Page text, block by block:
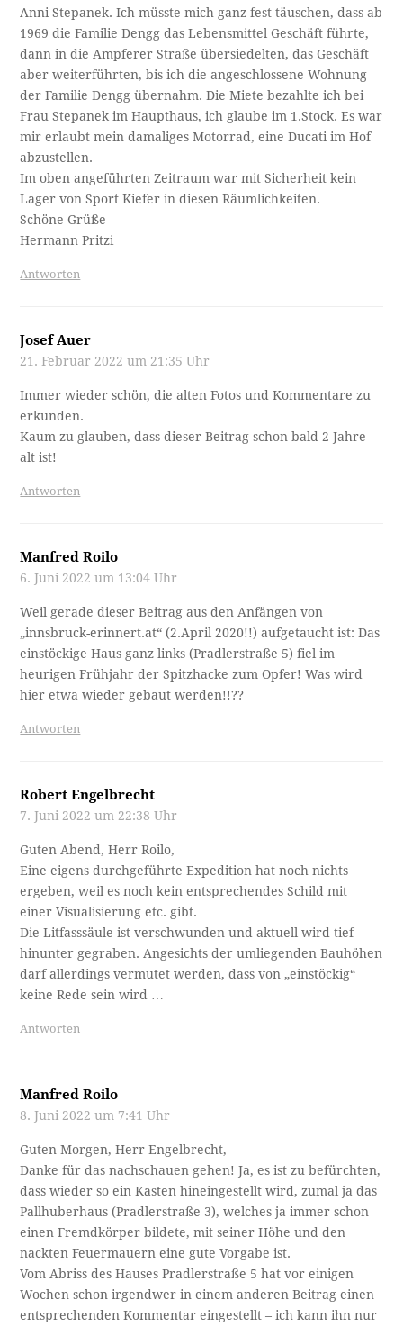
Anni Stepanek. Ich müsste mich ganz fest täuschen, dass ab
1969 die Familie Dengg das Lebensmittel Geschäft führte,
dann in die Ampferer Straße übersiedelten, das Geschäft
aber weiterführten, bis ich die angeschlossene Wohnung
der Familie Dengg übernahm. Die Miete bezahlte ich bei
Frau Stepanek im Haupthaus, ich glaube im 1.Stock. Es war
mir erlaubt mein damaliges Motorrad, eine Ducati im Hof
abzustellen.
Im oben angeführten Zeitraum war mit Sicherheit kein
Lager von Sport Kiefer in diesen Räumlichkeiten.
Schöne Grüße
Hermann Pritzi
Antworten
Josef Auer
21. Februar 2022 um 21:35 Uhr
Immer wieder schön, die alten Fotos und Kommentare zu
erkunden.
Kaum zu glauben, dass dieser Beitrag schon bald 2 Jahre
alt ist!
Antworten
Manfred Roilo
6. Juni 2022 um 13:04 Uhr
Weil gerade dieser Beitrag aus den Anfängen von
„innsbruck-erinnert.at“ (2.April 2020!!) aufgetaucht ist: Das
einstöckige Haus ganz links (Pradlerstraße 5) fiel im
heurigen Frühjahr der Spitzhacke zum Opfer! Was wird
hier etwa wieder gebaut werden!!??
Antworten
Robert Engelbrecht
7. Juni 2022 um 22:38 Uhr
Guten Abend, Herr Roilo,
Eine eigens durchgeführte Expedition hat noch nichts
ergeben, weil es noch kein entsprechendes Schild mit
einer Visualisierung etc. gibt.
Die Litfasssäule ist verschwunden und aktuell wird tief
hinunter gegraben. Angesichts der umliegenden Bauhöhen
darf allerdings vermutet werden, dass von „einstöckig“
keine Rede sein wird …
Antworten
Manfred Roilo
8. Juni 2022 um 7:41 Uhr
Guten Morgen, Herr Engelbrecht,
Danke für das nachschauen gehen! Ja, es ist zu befürchten,
dass wieder so ein Kasten hineingestellt wird, zumal ja das
Pallhuberhaus (Pradlerstraße 3), welches ja immer schon
einen Fremdkörper bildete, mit seiner Höhe und den
nackten Feuermauern eine gute Vorgabe ist.
Vom Abriss des Hauses Pradlerstraße 5 hat vor einigen
Wochen schon irgendwer in einem anderen Beitrag einen
entsprechenden Kommentar eingestellt – ich kann ihn nur